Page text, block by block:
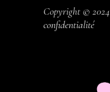
Copyright © 2024
confidentialité